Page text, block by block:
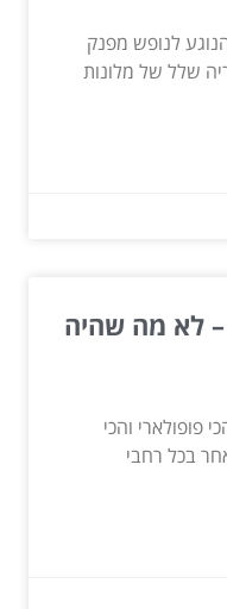
לנופש מפנק
שלל של מלונות
– לא מה שהיה
פופולארי והכי
בכל רחבי